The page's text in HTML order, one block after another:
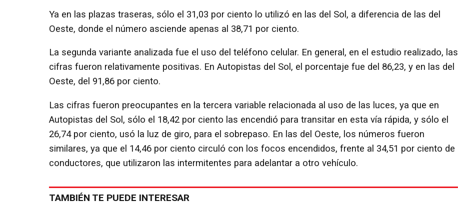
Ya en las plazas traseras, sólo el 31,03 por ciento lo utilizó en las del Sol, a diferencia de las del
Oeste, donde el número asciende apenas al 38,71 por ciento.
La segunda variante analizada fue el uso del teléfono celular. En general, en el estudio realizado, las
cifras fueron relativamente positivas. En Autopistas del Sol, el porcentaje fue del 86,23, y en las del
Oeste, del 91,86 por ciento.
Las cifras fueron preocupantes en la tercera variable relacionada al uso de las luces, ya que en
Autopistas del Sol, sólo el 18,42 por ciento las encendió para transitar en esta vía rápida, y sólo el
26,74 por ciento, usó la luz de giro, para el sobrepaso. En las del Oeste, los números fueron
similares, ya que el 14,46 por ciento circuló con los focos encendidos, frente al 34,51 por ciento de
conductores, que utilizaron las intermitentes para adelantar a otro vehículo.
TAMBIÉN TE PUEDE INTERESAR